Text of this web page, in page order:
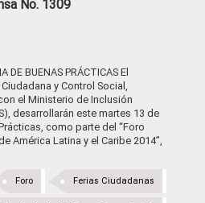
No. 1309
DE BUENAS PRÁCTICAS El
y Control Social,
el Ministerio de Inclusión
desarrollarán este martes 13 de
como parte del “Foro
América Latina y el Caribe 2014”,
Ferias Ciudadanas
Foro